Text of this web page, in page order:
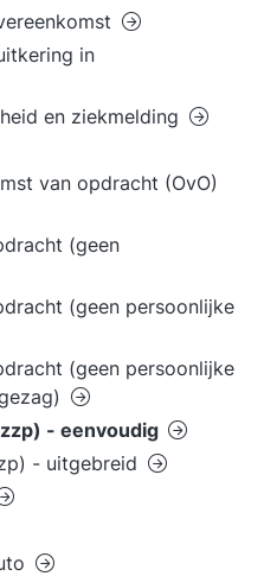
in
en ziekmelding
van opdracht (OvO)
(geen
(geen persoonlijke
(geen persoonlijke
- eenvoudig
- uitgebreid